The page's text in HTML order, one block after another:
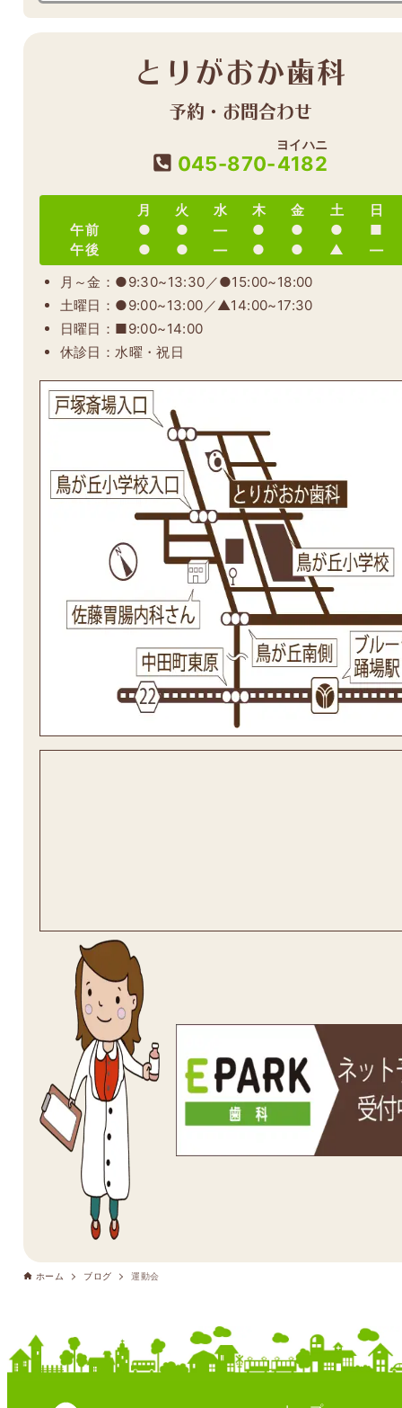
とりがおか歯科
予約・お問合わせ
045-870-4182
ヨイハニ
月 火 水 木 金 土
日
午前
● ● ― ● ● ●
■
午後
● ● ― ● ● ▲
―
月～金：●9:30~13:30／●15:00~18:00
土曜日：●9:00~13:00／▲14:00~17:30
日曜日：■9:00~14:00
休診日：水曜・祝日
ホーム ブログ 運動会